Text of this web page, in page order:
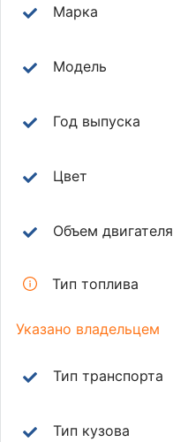
Марка
Модель
Год выпуска
Цвет
Объем двигателя
Тип топлива
Указано владельцем
Тип транспорта
Тип кузова